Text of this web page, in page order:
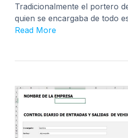
Tradicionalmente el portero
quien se encargaba de todo
Read More